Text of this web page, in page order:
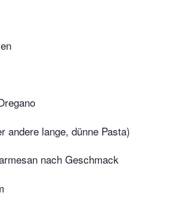
andere lange, dünne Pasta)
nach Geschmack